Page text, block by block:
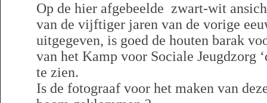
Op de hier afgebeelde zwart-wit
van de vijftiger jaren van de vorige
uitgegeven, is goed de houten barak
van het Kamp voor Sociale Jeugdzorg
te zien.
Is de fotograaf voor het maken van